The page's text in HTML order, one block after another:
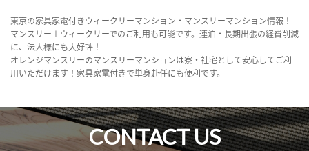
東京の家具家電付きウィークリーマンション・マンスリーマンション情報！
マンスリー＋ウィークリーでのご利用も可能です。連泊・長期出張の経費削減
に、法人様にも大好評！
オレンジマンスリーのマンスリーマンションは寮・社宅として安心してご利
用いただけます！家具家電付きで単身赴任にも便利です。
CONTACT US